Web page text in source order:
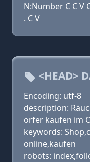
N:Number C C V
. C V
<HEAD>
Encoding: utf-8
description:
orfer kaufen im
keywords:
online,kaufen
robots: